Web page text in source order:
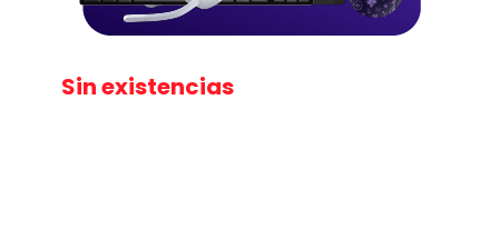
Sin existencias